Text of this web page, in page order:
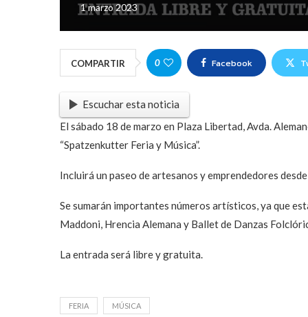
1 marzo 2023
COMPARTIR 0 Facebook
Escuchar esta noticia
El sábado 18 de marzo en Plaza Libertad, Avda.
“Spatzenkutter Feria y Música”.
Incluirá un paseo de artesanos y emprendedores
Se sumarán importantes números artísticos, ya que
Maddoni, Hrencia Alemana y Ballet de Danzas
La entrada será libre y gratuita.
FERIA MÚSICA